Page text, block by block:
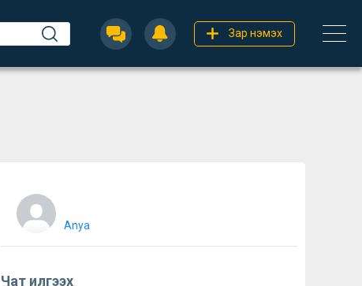
Зар нэмэх
Anya
Чат илгээх